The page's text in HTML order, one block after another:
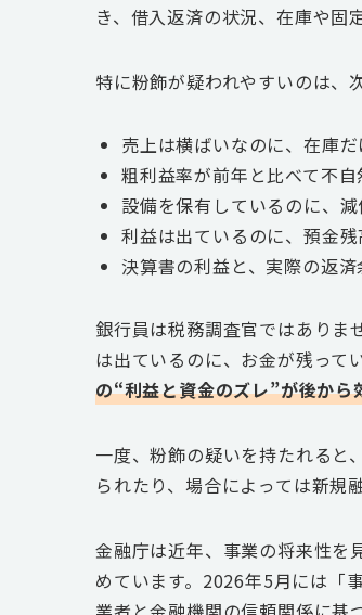
き、借入返済の状況、在庫や固
特に粉飾が疑われやすいのは、
売上は横ばいなのに、在庫
粗利益率が前年と比べて不
設備を保有しているのに、
利益は出ているのに、預金
決算書の利益と、実際の返
銀行員は税務調査官ではありま
は出ているのに、お金が残って
の“利益と資金のズレ”が後から
一度、粉飾の疑いを持たれると
られたり、場合によっては新規
金融庁は近年、事業の将来性を
めています。2026年5月には「